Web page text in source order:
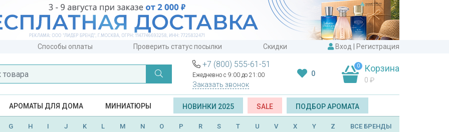
Способы оплаты Проверить статус посылки Скидки Вход Регистрация
+7 (800) 555-61-51
Ежедневно с 9:00 до 21:00
Заказать звонок
0
0 Корзина
0 ₽
АРОМАТЫ ДЛЯ ДОМА МИНИАТЮРЫ НОВИНКИ 2025 SALE ПОДБОР АРОМАТА
G H I J K L M N O P R S T U V X Y Z ВСЕ БРЕНДЫ